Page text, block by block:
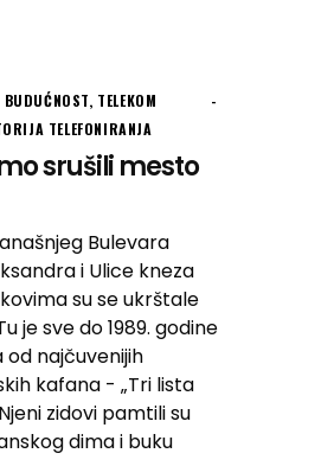
, TELEKOM
TELEFONIRANJA
srušili mesto
Bulevara
i Ulice kneza
su se ukrštale
je sve do 1989. godine
od najčuvenijih
kafana - „Tri lista
zidovi pamtili su
dima i buku